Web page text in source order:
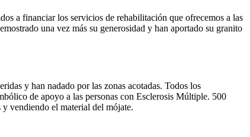
a financiar los servicios de rehabilitación que ofrecemos a las
una vez más su generosidad y han aportado su granito
y han nadado por las zonas acotadas. Todos los
de apoyo a las personas con Esclerosis Múltiple. 500
vendiendo el material del mójate.